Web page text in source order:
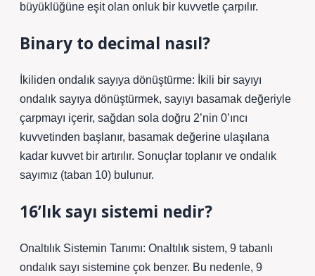
büyüklüğüne eşit olan onluk bir kuvvetle çarpılır.
Binary to decimal nasıl?
İkiliden ondalık sayıya dönüştürme: İkili bir sayıyı
ondalık sayıya dönüştürmek, sayıyı basamak değeriyle
çarpmayı içerir, sağdan sola doğru 2’nin 0’ıncı
kuvvetinden başlanır, basamak değerine ulaşılana
kadar kuvvet bir artırılır. Sonuçlar toplanır ve ondalık
sayımız (taban 10) bulunur.
16’lık sayı sistemi nedir?
Onaltılık Sistemin Tanımı: Onaltılık sistem, 9 tabanlı
ondalık sayı sistemine çok benzer. Bu nedenle, 9